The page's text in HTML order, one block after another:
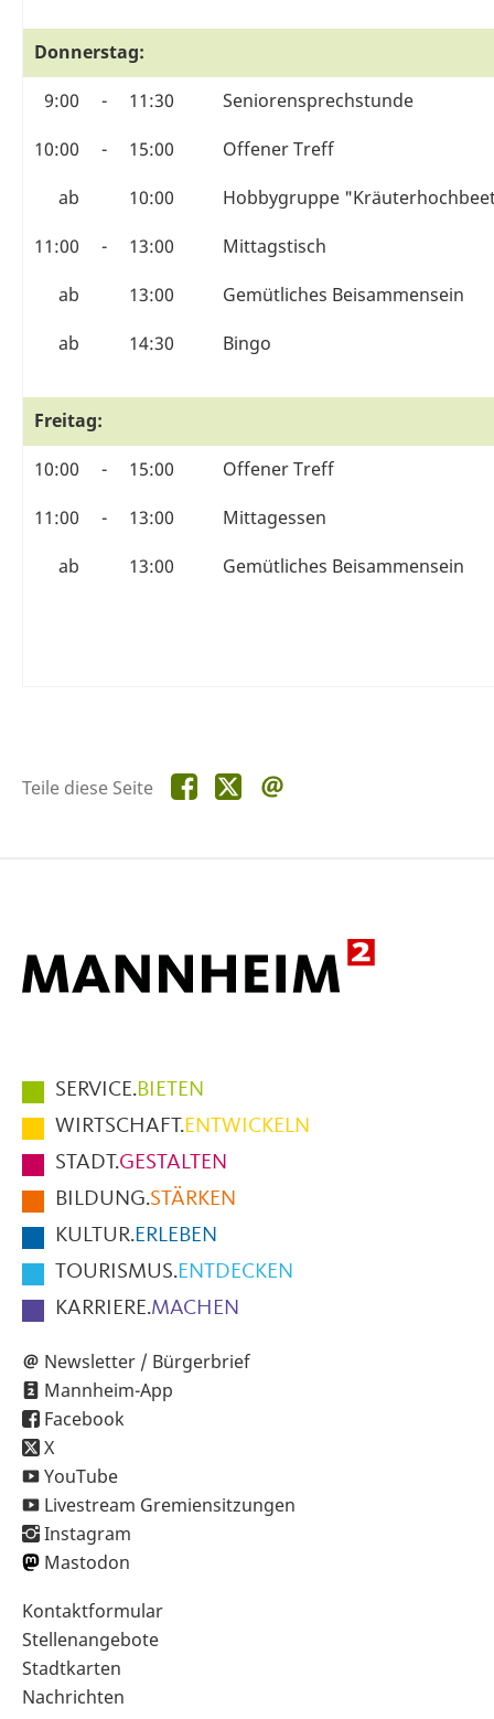
Donnerstag:
9:00
- 11:30
Seniorensprechstunde
10:00
- 15:00
Offener Treff
ab
10:00
Hobbygruppe
11:00
- 13:00
Mittagstisch
ab
13:00
Gemütliches Beisammensein
ab
14:30 Bingo
Freitag:
10:00
- 15:00
Offener Treff
11:00
- 13:00
Mittagessen
ab
13:00 Gemütliches Beisammensein
Teile diese Seite Teile
diese
Teile
diese
Hauptmenüpunkte
im
Fußbereich
der
Seite
SERVICE.BIETEN
WIRTSCHAFT.ENTWICKELN
STADT.GESTALTEN
BILDUNG.STÄRKEN
KULTUR.ERLEBEN
TOURISMUS.ENTDECKEN
KARRIERE.MACHEN
Newsletter / Bürgerbrief
Mannheim-App
Facebook
X
YouTube
Livestream Gremiensitzungen
Instagram
Mastodon
Sekundärnavigation
im
Fußbereich
Kontaktformular
Stellenangebote
Stadtkarten
Nachrichten